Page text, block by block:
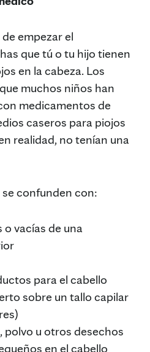
empezar el
que tú o tu hijo tienen
en la cabeza. Los
muchos niños han
medicamentos de
caseros para piojos
realidad, no tenían una
confunden con:
vacías de una
para el cabello
sobre un tallo capilar
polvo u otros desechos
en el cabello